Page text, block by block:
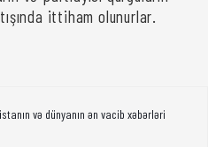
ittiham olunurlar.
və dünyanın ən vacib xəbərləri